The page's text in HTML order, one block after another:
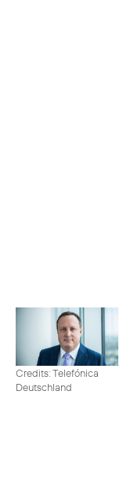
Credits: Telefónica
Deutschland